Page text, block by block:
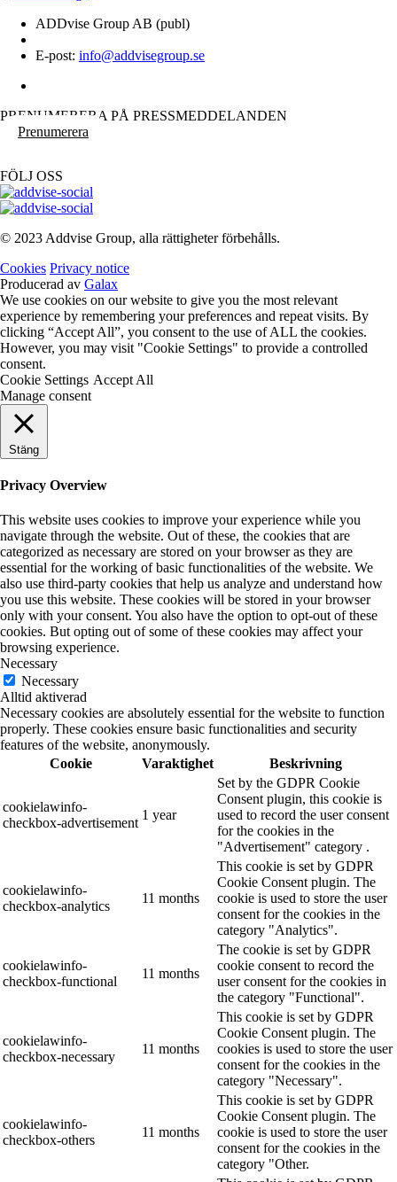
ADDvise Group AB (publ)
E-post: info@addvisegroup.se
PRENUMERERA PÅ PRESSMEDDELANDEN
Prenumerera
FÖLJ OSS
© 2023 Addvise Group, alla rättigheter förbehålls.
Cookies Privacy notice
Producerad av Galax
We use cookies on our website to give you the most relevant
experience by remembering your preferences and repeat visits. By
clicking “Accept All”, you consent to the use of ALL the cookies.
However, you may visit "Cookie Settings" to provide a controlled
consent.
Cookie Settings Accept All
Manage consent
Stäng
Privacy Overview
This website uses cookies to improve your experience while you
navigate through the website. Out of these, the cookies that are
categorized as necessary are stored on your browser as they are
essential for the working of basic functionalities of the website. We
also use third-party cookies that help us analyze and understand how
you use this website. These cookies will be stored in your browser
only with your consent. You also have the option to opt-out of these
cookies. But opting out of some of these cookies may affect your
browsing experience.
Necessary
Necessary
Alltid aktiverad
Necessary cookies are absolutely essential for the website to function
properly. These cookies ensure basic functionalities and security
features of the website, anonymously.
Cookie
Varaktighet Beskrivning
cookielawinfo-
checkbox-advertisement
1 year
Set by the GDPR Cookie
Consent plugin, this cookie is
used to record the user consent
for the cookies in the
"Advertisement" category .
cookielawinfo-
checkbox-analytics
11 months
This cookie is set by GDPR
Cookie Consent plugin. The
cookie is used to store the user
consent for the cookies in the
category "Analytics".
cookielawinfo-
checkbox-functional
11 months
The cookie is set by GDPR
cookie consent to record the
user consent for the cookies in
the category "Functional".
cookielawinfo-
checkbox-necessary
11 months
This cookie is set by GDPR
Cookie Consent plugin. The
cookies is used to store the user
consent for the cookies in the
category "Necessary".
cookielawinfo-
checkbox-others
11 months
This cookie is set by GDPR
Cookie Consent plugin. The
cookie is used to store the user
consent for the cookies in the
category "Other.